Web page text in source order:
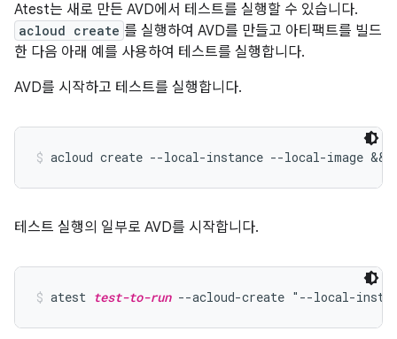
Atest는 새로 만든 AVD에서 테스트를 실행할 수 있습니다.
acloud create 를 실행하여 AVD를 만들고 아티팩트를 빌드
한 다음 아래 예를 사용하여 테스트를 실행합니다.
AVD를 시작하고 테스트를 실행합니다.
acloud create --local-instance --local-image
테스트 실행의 일부로 AVD를 시작합니다.
atest test-to-run --acloud-create "--local-